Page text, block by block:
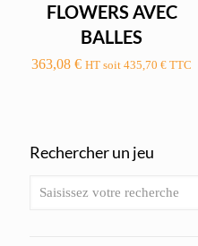
FLOWERS AVEC
BALLES
363,08€ HT soit435,70€ TTC
Rechercher un jeu